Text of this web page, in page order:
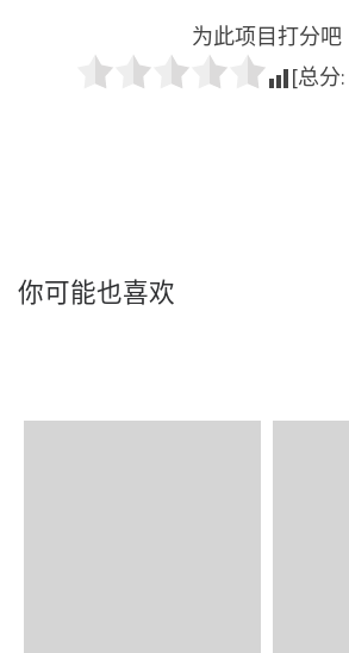
为此项目打分吧
[总分:
你可能也喜欢